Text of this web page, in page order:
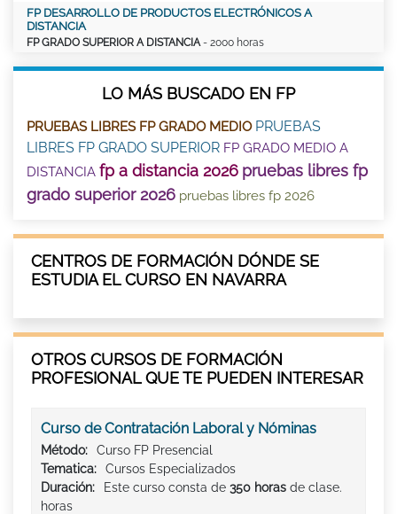
FP DESARROLLO DE PRODUCTOS ELECTRÓNICOS A
DISTANCIA
FP GRADO SUPERIOR A DISTANCIA - 2000 horas
LO MÁS BUSCADO EN FP
PRUEBAS LIBRES FP GRADO MEDIO PRUEBAS
LIBRES FP GRADO SUPERIOR FP GRADO MEDIO A
DISTANCIA fp a distancia 2026 pruebas libres fp
grado superior 2026 pruebas libres fp 2026
CENTROS DE FORMACIÓN DÓNDE SE
ESTUDIA EL CURSO EN NAVARRA
OTROS CURSOS DE FORMACIÓN
PROFESIONAL QUE TE PUEDEN INTERESAR
Curso de Contratación Laboral y Nóminas
Método:
Curso FP Presencial
Tematica:
Cursos Especializados
Duración:
Este curso consta de 350 horas de clase.
horas